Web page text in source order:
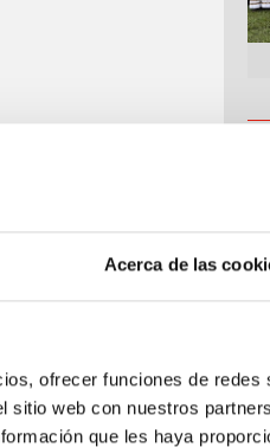
Acerca de las
ofrecer funciones de redes
sitio web con nuestros
que les haya